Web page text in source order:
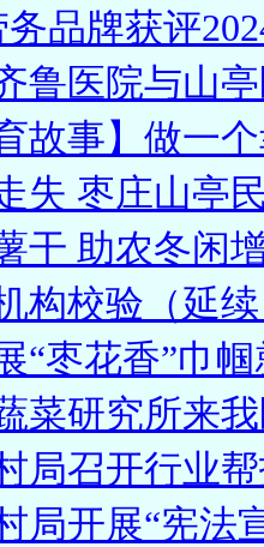
品牌获评
鲁医院与山
故事】做一
失 枣庄山亭
干 助农冬闲
构校验（延
“枣花香”巾
菜研究所来
局召开行业
局开展“宪法